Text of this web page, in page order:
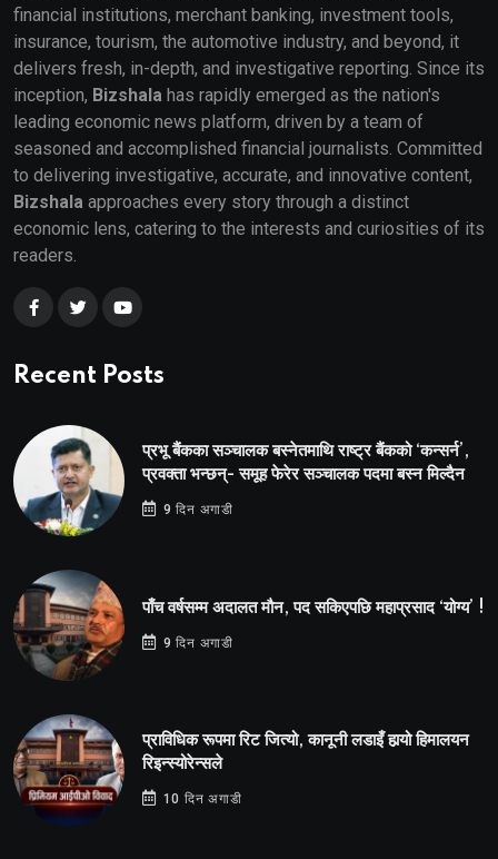
financial institutions, merchant banking, investment tools,
insurance, tourism, the automotive industry, and beyond, it
delivers fresh, in-depth, and investigative reporting. Since its
inception, Bizshala has rapidly emerged as the nation's
leading economic news platform, driven by a team of
seasoned and accomplished financial journalists. Committed
to delivering investigative, accurate, and innovative content,
Bizshala approaches every story through a distinct
economic lens, catering to the interests and curiosities of its
readers.
Recent Posts
प्रभू बैंकका सञ्चालक बस्नेतमाथि राष्ट्र बैंकको ‘कन्सर्न’,
प्रवक्ता भन्छन्- समूह फेरेर सञ्चालक पदमा बस्न मिल्दैन
9 दिन अगाडी
पाँच वर्षसम्म अदालत मौन, पद सकिएपछि महाप्रसाद ‘योग्य’ !
9 दिन अगाडी
प्राविधिक रूपमा रिट जित्यो, कानूनी लडाइँ हार्‍यो हिमालयन
रिइन्स्योरेन्सले
10 दिन अगाडी